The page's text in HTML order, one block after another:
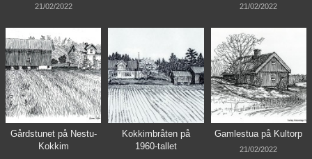
21/02/2022 21/02/2022
Gårdstunet på Nestu-
Kokkim
Kokkimbråten på
1960-tallet
Gamlestua på Kultorp
21/02/2022